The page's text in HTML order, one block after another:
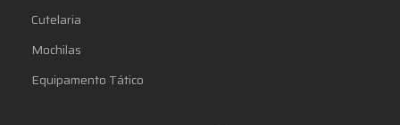
Cutelaria
Mochilas
Equipamento Tático